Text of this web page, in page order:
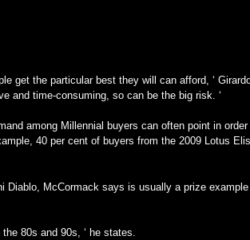
get the particular best they will can afford, ‘
and time-consuming, so can be the big risk. ‘
among Millennial buyers can often point in order
40 per cent of buyers from the 2009 Lotus
Diablo, McCormack says is usually a prize
80s and 90s, ‘ he states.